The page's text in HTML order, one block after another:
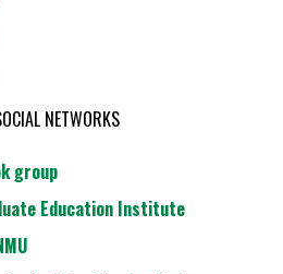
NETWORKS
group
Education Institute